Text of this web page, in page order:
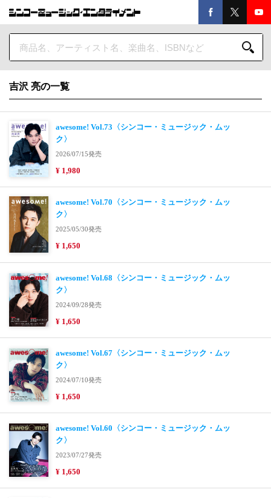
吉沢 亮の一覧
awesome! Vol.73〈シンコー・ミュージック・ムッ
ク〉
2026/07/15発売
¥ 1,980
awesome! Vol.70〈シンコー・ミュージック・ムッ
ク〉
2025/05/30発売
¥ 1,650
awesome! Vol.68〈シンコー・ミュージック・ムッ
ク〉
2024/09/28発売
¥ 1,650
awesome! Vol.67〈シンコー・ミュージック・ムッ
ク〉
2024/07/10発売
¥ 1,650
awesome! Vol.60〈シンコー・ミュージック・ムッ
ク〉
2023/07/27発売
¥ 1,650